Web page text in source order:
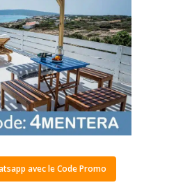
avec le Code Promo